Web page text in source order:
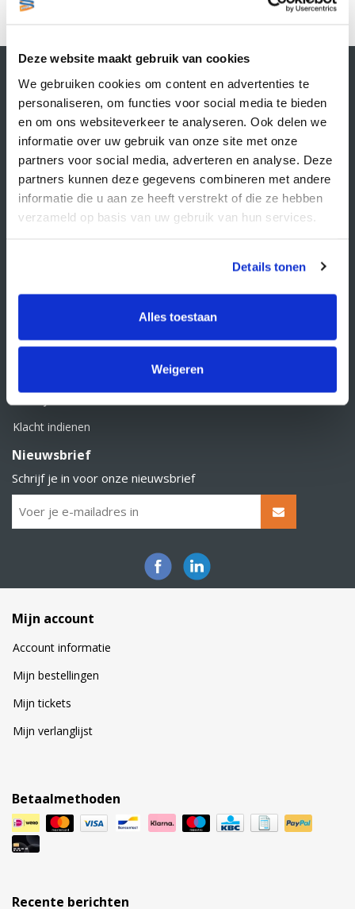
Deze website maakt gebruik van cookies
We gebruiken cookies om content en advertenties te
personaliseren, om functies voor social media te bieden
en om ons websiteverkeer te analyseren. Ook delen we
informatie over uw gebruik van onze site met onze
partners voor social media, adverteren en analyse. Deze
partners kunnen deze gegevens combineren met andere
informatie die u aan ze heeft verstrekt of die ze hebben
verzameld op basis van uw gebruik van hun services.
Details tonen
Alles toestaan
Weigeren
Contactgegevens
Supply Service B.V.
Nijverheidsstraat 25-K
3861 RJ Nijkerk
info@supplyservice.nl
+31 33 468 13 42
KvK nummer: 66384737
Retourbeleid
Klacht indienen
Nieuwsbrief
Schrijf je in voor onze nieuwsbrief
Mijn account
Account informatie
Mijn bestellingen
Mijn tickets
Mijn verlanglijst
Betaalmethoden
Recente berichten